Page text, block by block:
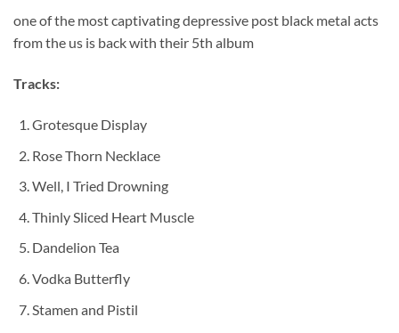
one of the most captivating depressive post black metal acts
from the us is back with their 5th album
Tracks:
Grotesque Display
Rose Thorn Necklace
Well, I Tried Drowning
Thinly Sliced Heart Muscle
Dandelion Tea
Vodka Butterfly
Stamen and Pistil